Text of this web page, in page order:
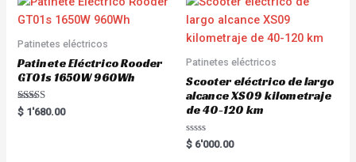
Patinetes eléctricos
Patinete Eléctrico Rooder
GT01s 1650W 960Wh
Rated
5.00
$ 1'680.00
Patinetes eléctricos
Scooter eléctrico de largo
alcance XS09 kilometraje
de 40-120 km
R
a
$ 6'000.00